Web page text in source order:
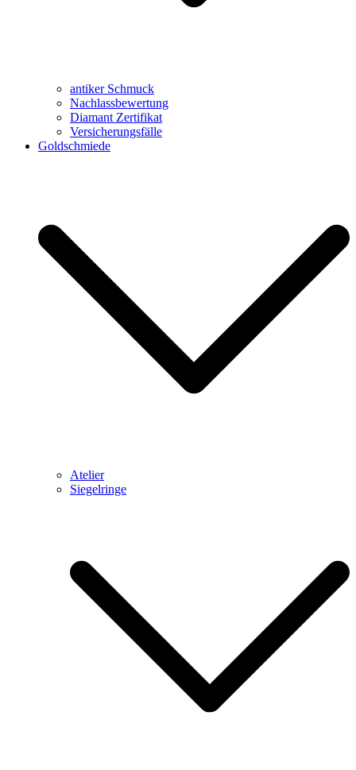
antiker Schmuck
Nachlassbewertung
Diamant Zertifikat
Versicherungsfälle
Goldschmiede
Atelier
Siegelringe